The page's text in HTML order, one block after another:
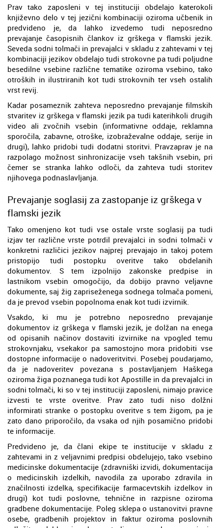
Prav tako zaposleni v tej instituciji obdelajo katerokoli
književno delo v tej jezični kombinaciji oziroma učbenik in
predvideno je, da lahko izvedemo tudi neposredno
prevajanje časopisnih člankov iz grškega v flamski jezik.
Seveda sodni tolmači in prevajalci v skladu z zahtevami v tej
kombinaciji jezikov obdelajo tudi strokovne pa tudi poljudne
besedilne vsebine različne tematike oziroma vsebino, tako
otroških in ilustriranih kot tudi strokovnih ter vseh ostalih
vrst revij.
Kadar posameznik zahteva neposredno prevajanje filmskih
stvaritev iz grškega v flamski jezik pa tudi katerihkoli drugih
video ali zvočnih vsebin (informativne oddaje, reklamna
sporočila, zabavne, otroške, izobraževalne oddaje, serije in
drugi), lahko pridobi tudi dodatni storitvi. Pravzaprav je na
razpolago možnost sinhronizacije vseh takšnih vsebin, pri
čemer se stranka lahko odloči, da zahteva tudi storitev
njihovega podnaslavljanja.
Prevajanje soglasij za zastopanje iz grškega v
flamski jezik
Tako omenjeno kot tudi vse ostale vrste soglasij pa tudi
izjav ter različne vrste potrdil prevajalci in sodni tolmači v
konkretni različici jezikov najprej prevajajo in takoj potem
pristopijo tudi postopku overitve tako obdelanih
dokumentov. S tem izpolnijo zakonske predpise in
lastnikom vsebin omogočijo, da dobijo pravno veljavne
dokumente, saj žig zapriseženega sodnega tolmača pomeni,
da je prevod vsebin popolnoma enak kot tudi izvirnik.
Vsakdo, ki mu je potrebno neposredno prevajanje
dokumentov iz grškega v flamski jezik, je dolžan na enega
od opisanih načinov dostaviti izvirnike na vpogled temu
strokovnjaku, vsekakor pa samostojno mora pridobiti vse
dostopne informacije o nadoveritvitvi. Posebej poudarjamo,
da je nadoveritev povezana s postavljanjem Haškega
oziroma žiga poznanega tudi kot Apostille in da prevajalci in
sodni tolmači, ki so v tej instituciji zaposleni, nimajo pravice
izvesti te vrste overitve. Prav zato tudi niso dolžni
informirati stranke o postopku overitve s tem žigom, pa je
zato dano priporočilo, da vsaka od njih posamično pridobi
te informacije.
Predvideno je, da člani ekipe te institucije v skladu z
zahtevami in z veljavnimi predpisi obdelujejo, tako vsebino
medicinske dokumentacije (zdravniški izvidi, dokumentacija
o medicinskih izdelkih, navodila za uporabo zdravila in
značilnosti izdelka, specifikacije farmacevtskih izdelkov in
drugi) kot tudi poslovne, tehnične in razpisne oziroma
gradbene dokumentacije. Poleg sklepa o ustanovitvi pravne
osebe, gradbenih projektov in faktur oziroma poslovnih